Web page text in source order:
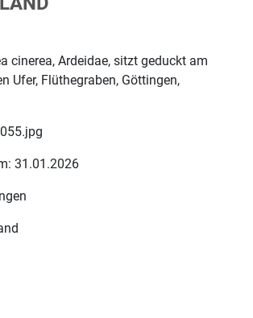
cinerea, Ardeidae, sitzt geduckt am
Ufer, Flüthegraben, Göttingen,
31.01.2026